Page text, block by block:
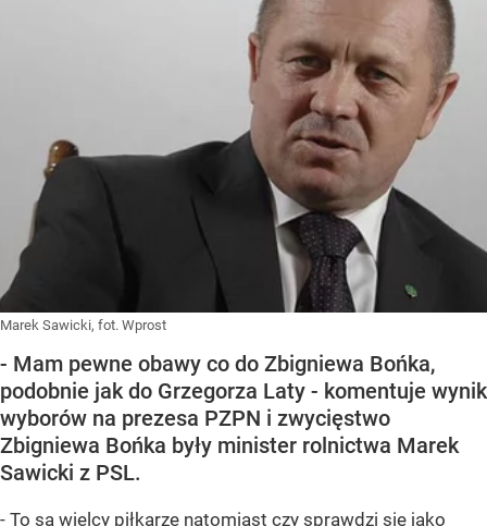
Marek Sawicki, fot. Wprost
- Mam pewne obawy co do Zbigniewa Bońka,
podobnie jak do Grzegorza Laty - komentuje wynik
wyborów na prezesa PZPN i zwycięstwo
Zbigniewa Bońka były minister rolnictwa Marek
Sawicki z PSL.
- To są wielcy piłkarze natomiast czy sprawdzi się jako